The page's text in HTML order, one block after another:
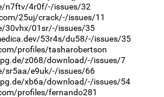
n7ftv/4r0f/-/issues/32
25uj/crack/-/issues/11
30vhx/01sr/-/issues/35
53r4s/du58/-/issues/35
profiles/tasharobertson
z068/download/-/issues/7
sr5aa/e9uk/-/issues/66
xb6a/download/-/issues/54
profiles/fernando281